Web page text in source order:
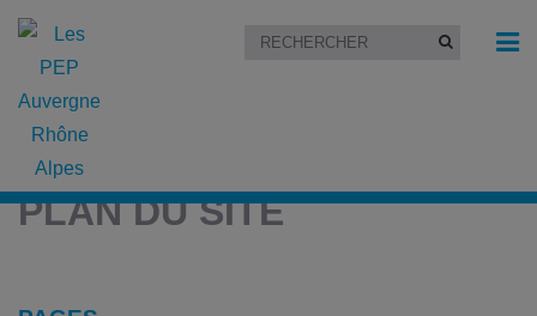
Accueil»
PLAN DU SITE